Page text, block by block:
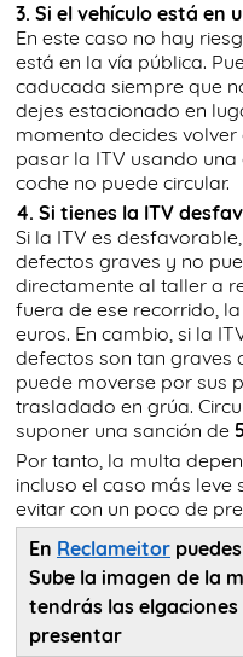
3. Si el vehículo está en
En este caso no hay
está en la vía pública.
caducada siempre que
dejes estacionado en
momento decides
pasar la ITV usando
coche no puede circular.
4. Si tienes la ITV
Si la ITV es
defectos graves y no
directamente al taller a
fuera de ese recorrido,
euros. En cambio, si la
defectos son tan graves
puede moverse por sus
trasladado en grúa.
suponer una sanción de
Por tanto, la multa
incluso el caso más leve
evitar con un poco de
En Reclameitor
Sube la imagen de la
tendrás las
presentar